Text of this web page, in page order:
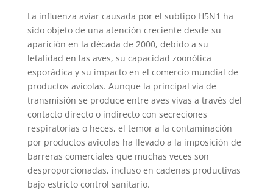
La influenza aviar causada por el subtipo H5N1 ha
sido objeto de una atención creciente desde su
aparición en la década de 2000, debido a su
letalidad en las aves, su capacidad zoonótica
esporádica y su impacto en el comercio mundial de
productos avícolas. Aunque la principal vía de
transmisión se produce entre aves vivas a través del
contacto directo o indirecto con secreciones
respiratorias o heces, el temor a la contaminación
por productos avícolas ha llevado a la imposición de
barreras comerciales que muchas veces son
desproporcionadas, incluso en cadenas productivas
bajo estricto control sanitario.